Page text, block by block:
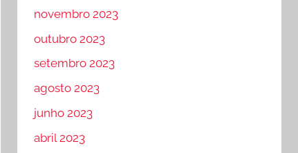
novembro 2023
outubro 2023
setembro 2023
agosto 2023
junho 2023
abril 2023